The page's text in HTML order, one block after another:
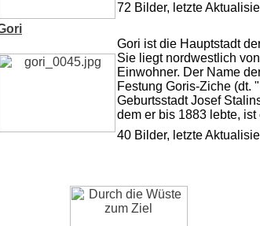
72 Bilder, letzte
Gori ist die Hauptstadt
Sie liegt nordwestlich
Einwohner. Der Name
Festung Goris-Ziche (dt.
Geburtsstadt Josef
dem er bis 1883 lebte,
40 Bilder, letzte